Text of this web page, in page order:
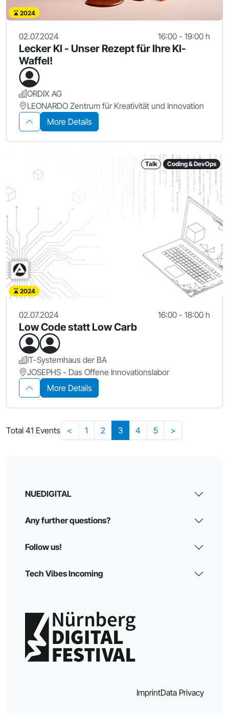
2024
02.07.2024 16:00 - 19:00 h
Lecker KI - Unser Rezept für Ihre KI-
Waffel!
ORDIX AG
LEONARDO Zentrum für Kreativität und Innovation
More Details
Talk Coding & DevOps
2024
02.07.2024 16:00 - 18:00 h
Low Code statt Low Carb
IT-Systemhaus der BA
JOSEPHS - Das Offene Innovationslabor
More Details
Total 41 Events < 1 2 3 4 5 >
NUEDIGITAL
Any further questions?
Follow us!
Tech Vibes Incoming
ImprintData Privacy